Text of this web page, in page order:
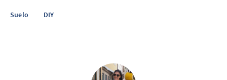
Suelo DIY